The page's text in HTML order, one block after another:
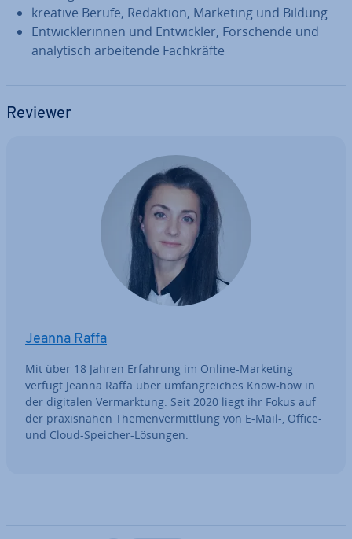
kreative Berufe, Redaktion, Marketing und Bildung
Ent­wick­le­rin­nen und Ent­wick­ler, For­schen­de und
ana­ly­tisch ar­bei­ten­de Fach­kräf­te
Reviewer
Jeanna Raffa
Mit über 18 Jahren Erfahrung im Online-Marketing
verfügt Jeanna Raffa über um­fang­rei­ches Know-how in
der digitalen Ver­mark­tung. Seit 2020 liegt ihr Fokus auf
der pra­xis­na­hen The­men­ver­mitt­lung von E-Mail-, Office-
und Cloud-Speicher-Lösungen.